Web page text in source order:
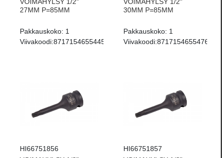
27MM P=85MM
Pakkauskoko: 1
Viivakoodi:8717154655445
30MM P=85MM
Pakkauskoko: 1
Viivakoodi:8717154655476
HI66751856
HI66751857